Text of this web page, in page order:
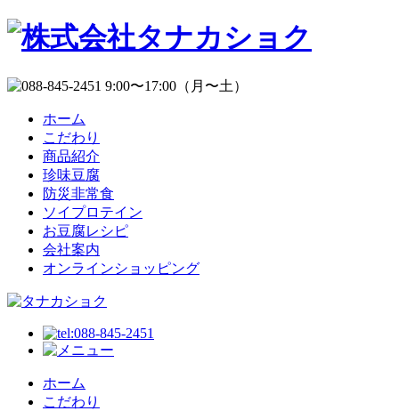
ホーム
こだわり
商品紹介
珍味豆腐
防災非常食
ソイプロテイン
お豆腐レシピ
会社案内
オンラインショッピング
ホーム
こだわり